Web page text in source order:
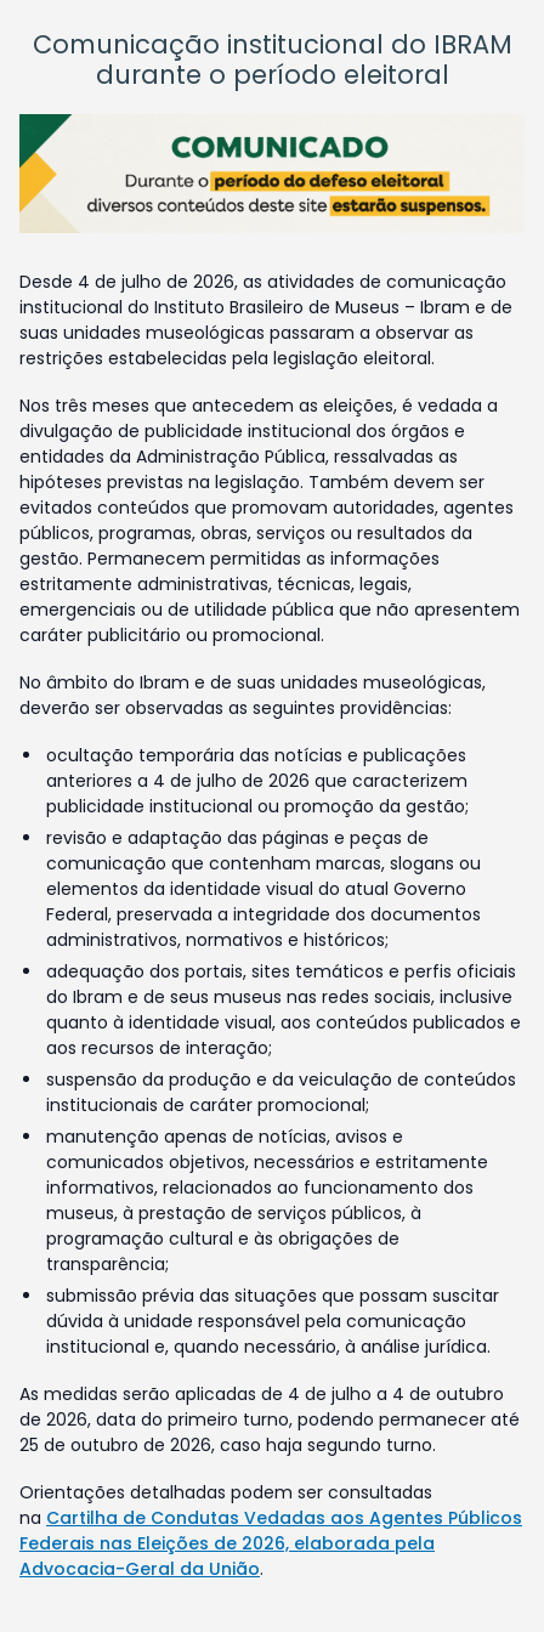
Comunicação institucional do IBRAM
durante o período eleitoral
Desde 4 de julho de 2026, as atividades de comunicação
institucional do Instituto Brasileiro de Museus – Ibram e de
suas unidades museológicas passaram a observar as
restrições estabelecidas pela legislação eleitoral.
Nos três meses que antecedem as eleições, é vedada a
divulgação de publicidade institucional dos órgãos e
entidades da Administração Pública, ressalvadas as
hipóteses previstas na legislação. Também devem ser
evitados conteúdos que promovam autoridades, agentes
públicos, programas, obras, serviços ou resultados da
gestão. Permanecem permitidas as informações
estritamente administrativas, técnicas, legais,
emergenciais ou de utilidade pública que não apresentem
caráter publicitário ou promocional.
No âmbito do Ibram e de suas unidades museológicas,
deverão ser observadas as seguintes providências:
ocultação temporária das notícias e publicações
anteriores a 4 de julho de 2026 que caracterizem
publicidade institucional ou promoção da gestão;
revisão e adaptação das páginas e peças de
comunicação que contenham marcas, slogans ou
elementos da identidade visual do atual Governo
Federal, preservada a integridade dos documentos
administrativos, normativos e históricos;
adequação dos portais, sites temáticos e perfis oficiais
do Ibram e de seus museus nas redes sociais, inclusive
quanto à identidade visual, aos conteúdos publicados e
aos recursos de interação;
suspensão da produção e da veiculação de conteúdos
institucionais de caráter promocional;
manutenção apenas de notícias, avisos e
comunicados objetivos, necessários e estritamente
informativos, relacionados ao funcionamento dos
museus, à prestação de serviços públicos, à
programação cultural e às obrigações de
transparência;
submissão prévia das situações que possam suscitar
dúvida à unidade responsável pela comunicação
institucional e, quando necessário, à análise jurídica.
As medidas serão aplicadas de 4 de julho a 4 de outubro
de 2026, data do primeiro turno, podendo permanecer até
25 de outubro de 2026, caso haja segundo turno.
Orientações detalhadas podem ser consultadas
na Cartilha de Condutas Vedadas aos Agentes Públicos
Federais nas Eleições de 2026, elaborada pela
Advocacia-Geral da União.